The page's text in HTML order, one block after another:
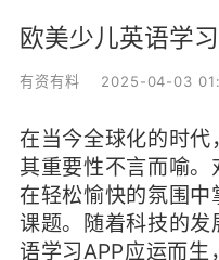
欧美少儿英语学
有资有料 2025-04-03
在当今全球化的时代
其重要性不言而喻
在轻松愉快的氛围
课题。随着科技的
语学习APP应运而